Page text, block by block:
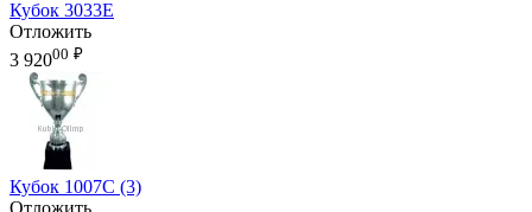
Кубок 3033E
Отложить
3 92000 ₽
Кубок 1007C (3)